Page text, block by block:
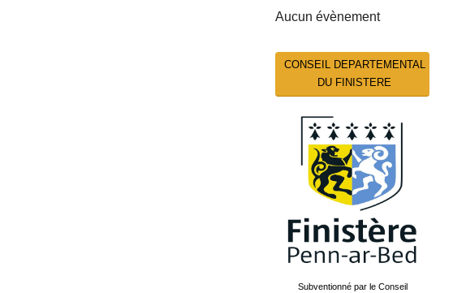
Aucun évènement
CONSEIL DEPARTEMENTAL
DU FINISTERE
Subventionné par le Conseil